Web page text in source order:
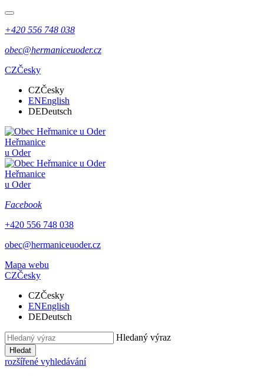
+420 556 748 038
obec@hermaniceuoder.cz
CZČesky
CZČesky
ENEnglish
DEDeutsch
Heřmanice
u Oder
Heřmanice
u Oder
Facebook
+420 556 748 038
obec@hermaniceuoder.cz
Mapa webu
CZČesky
CZČesky
ENEnglish
DEDeutsch
Hledaný výraz
Hledat
rozšířené vyhledávání